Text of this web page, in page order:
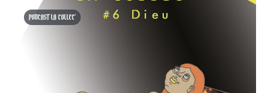
PODCAST LA COLLEC'